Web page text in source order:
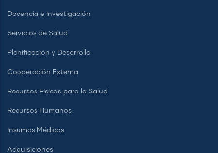
Docencia e Investigación
Servicios de Salud
Planificación y Desarrollo
Cooperación Externa
Recursos Físicos para la Salud
Recursos Humanos
Insumos Médicos
Adquisiciones